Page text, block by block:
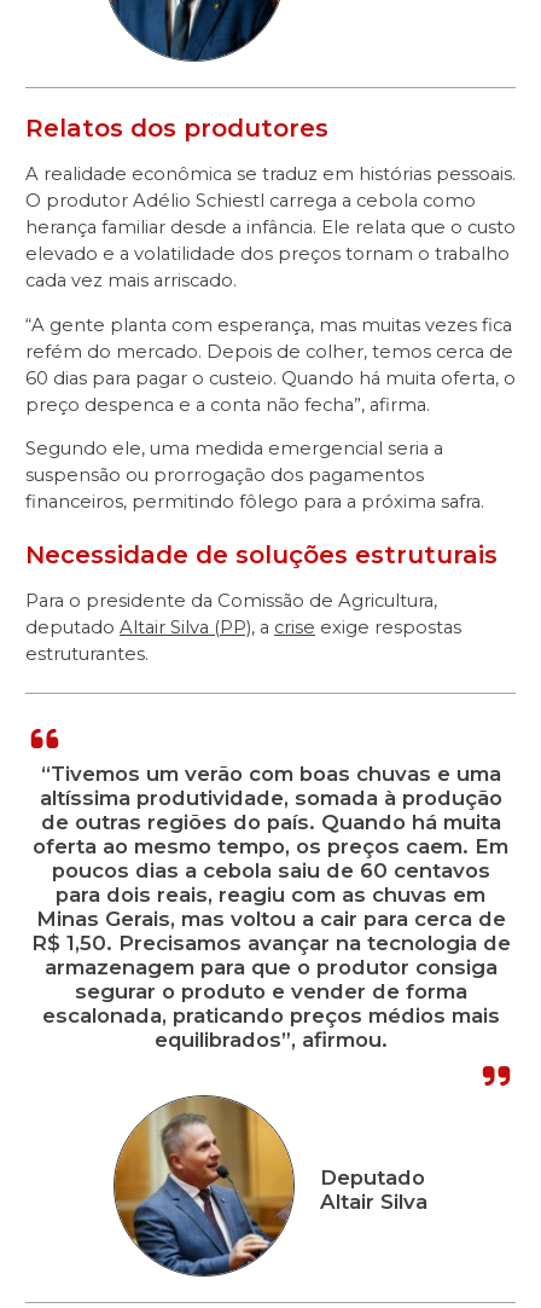
Relatos dos produtores
A realidade econômica se traduz em histórias pessoais.
O produtor Adélio Schiestl carrega a cebola como
herança familiar desde a infância. Ele relata que o custo
elevado e a volatilidade dos preços tornam o trabalho
cada vez mais arriscado.
“A gente planta com esperança, mas muitas vezes fica
refém do mercado. Depois de colher, temos cerca de
60 dias para pagar o custeio. Quando há muita oferta, o
preço despenca e a conta não fecha”, afirma.
Segundo ele, uma medida emergencial seria a
suspensão ou prorrogação dos pagamentos
financeiros, permitindo fôlego para a próxima safra.
Necessidade de soluções estruturais
Para o presidente da Comissão de Agricultura,
deputado Altair Silva (PP), a crise exige respostas
estruturantes.
“Tivemos um verão com boas chuvas e uma
altíssima produtividade, somada à produção
de outras regiões do país. Quando há muita
oferta ao mesmo tempo, os preços caem. Em
poucos dias a cebola saiu de 60 centavos
para dois reais, reagiu com as chuvas em
Minas Gerais, mas voltou a cair para cerca de
R$ 1,50. Precisamos avançar na tecnologia de
armazenagem para que o produtor consiga
segurar o produto e vender de forma
escalonada, praticando preços médios mais
equilibrados”, afirmou.
Deputado
Altair Silva